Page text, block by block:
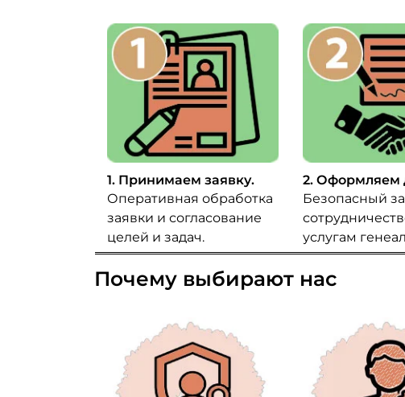
1. Принимаем заявку.
Оперативная обработка
заявки и согласование
целей и задач.
2. Оформляем
Безопасный
услугам
Почему выбирают нас